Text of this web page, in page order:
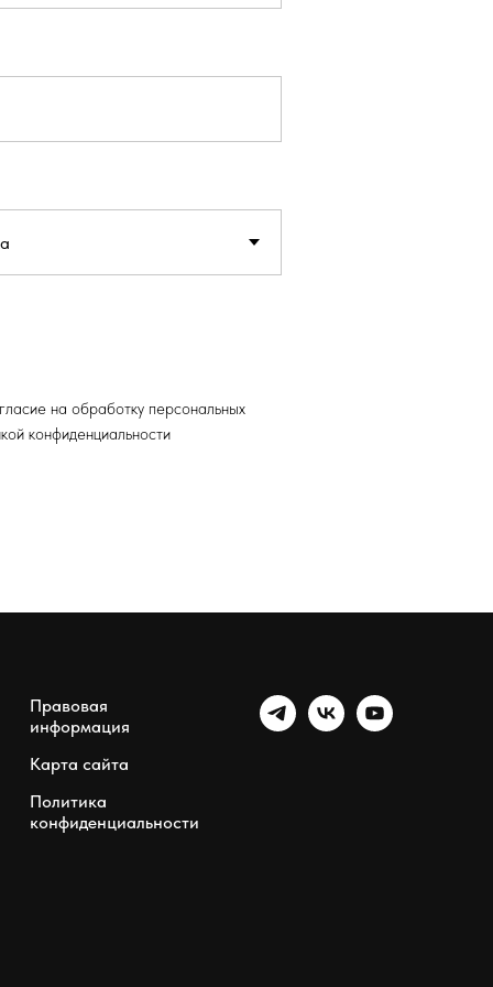
на обработку персональных
конфиденциальности
Правовая
информация
Карта сайта
Политика
конфиденциальности